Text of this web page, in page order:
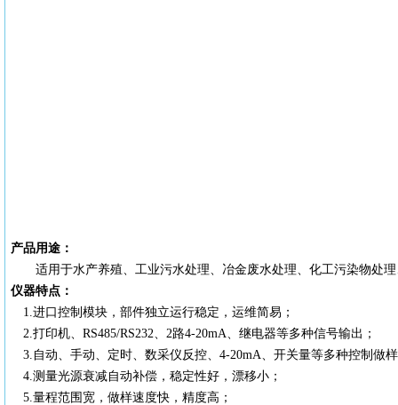
产品用途：
适用于水产养殖、工业污水处理、冶金废水处理、化工污染物处
仪器特点：
1.进口控制模块，部件独立运行稳定，运维简易；
2.打印机、RS485/RS232、2路4-20mA、继电器等多种信号输出；
3.自动、手动、定时、数采仪反控、4-20mA、开关量等多种控制做
4.测量光源衰减自动补偿，稳定性好，漂移小；
5.量程范围宽，做样速度快，精度高；